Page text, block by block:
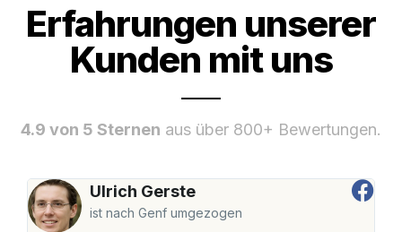
Erfahrungen unserer
Kunden mit uns
4.9 von 5 Sternen aus über 800+ Bewertungen.
Ulrich Gerste
ist nach Genf umgezogen